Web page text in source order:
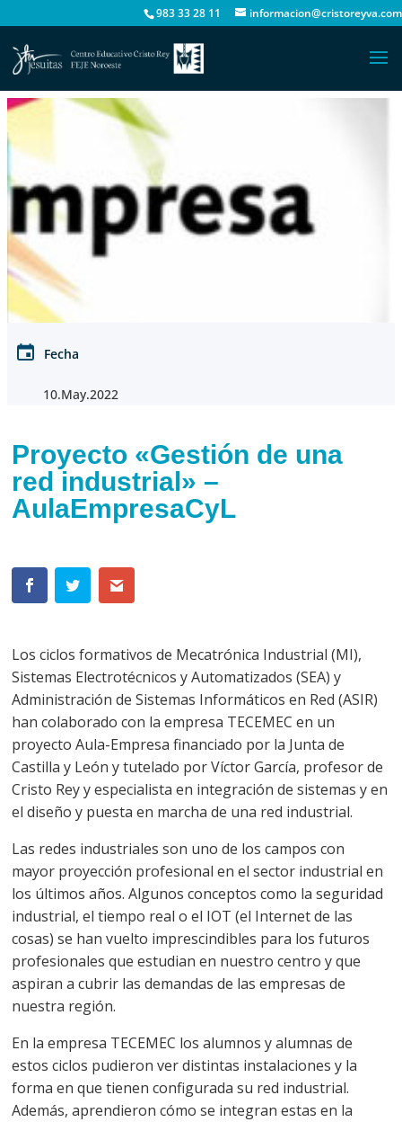
983 33 28 11 informacion@cristoreyva.com
Fecha
10.May.2022
Proyecto «Gestión de una
red industrial» –
AulaEmpresaCyL
Los ciclos formativos de Mecatrónica Industrial (MI),
Sistemas Electrotécnicos y Automatizados (SEA) y
Administración de Sistemas Informáticos en Red (ASIR)
han colaborado con la empresa TECEMEC en un
proyecto Aula-Empresa financiado por la Junta de
Castilla y León y tutelado por Víctor García, profesor de
Cristo Rey y especialista en integración de sistemas y en
el diseño y puesta en marcha de una red industrial.
Las redes industriales son uno de los campos con
mayor proyección profesional en el sector industrial en
los últimos años. Algunos conceptos como la seguridad
industrial, el tiempo real o el IOT (el Internet de las
cosas) se han vuelto imprescindibles para los futuros
profesionales que estudian en nuestro centro y que
aspiran a cubrir las demandas de las empresas de
nuestra región.
En la empresa TECEMEC los alumnos y alumnas de
estos ciclos pudieron ver distintas instalaciones y la
forma en que tienen configurada su red industrial.
Además, aprendieron cómo se integran estas en la